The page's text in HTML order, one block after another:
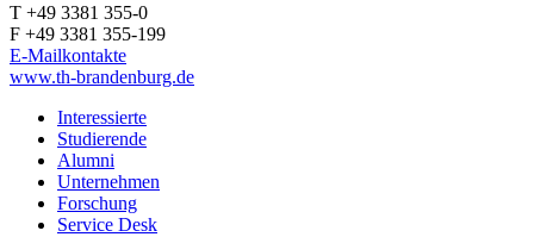
T +49 3381 355-0
F +49 3381 355-199
E-Mailkontakte
www.th-brandenburg.de
Interessierte
Studierende
Alumni
Unternehmen
Forschung
Service Desk